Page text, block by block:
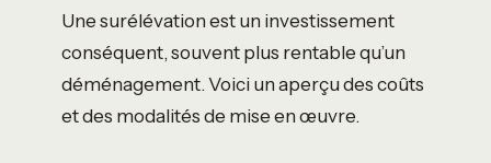
Une surélévation est un investissement
conséquent, souvent plus rentable qu’un
déménagement. Voici un aperçu des coûts
et des modalités de mise en œuvre.